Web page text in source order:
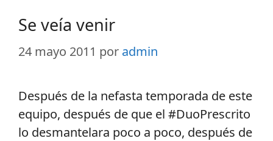
Se veía venir
24 mayo 2011 por admin
Después de la nefasta temporada de este
equipo, después de que el #DuoPrescrito
lo desmantelara poco a poco, después de